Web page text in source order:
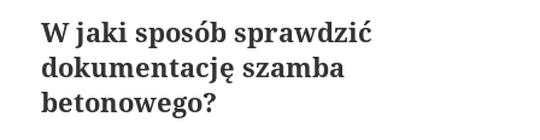
W jaki sposób sprawdzić
dokumentację szamba
betonowego?